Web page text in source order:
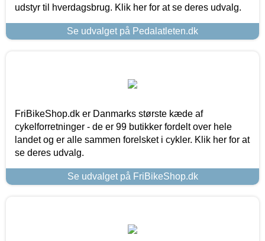
udstyr til hverdagsbrug. Klik her for at se deres udvalg.
Se udvalget på Pedalatleten.dk
FriBikeShop.dk er Danmarks største kæde af
cykelforretninger - de er 99 butikker fordelt over hele
landet og er alle sammen forelsket i cykler. Klik her for at
se deres udvalg.
Se udvalget på FriBikeShop.dk